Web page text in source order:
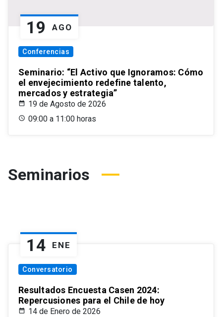
19 AGO
Conferencias
Seminario: “El Activo que Ignoramos: Cómo
el envejecimiento redefine talento,
mercados y estrategia”
19 de Agosto de 2026
09:00 a 11:00 horas
Seminarios
14 ENE
Conversatorio
Resultados Encuesta Casen 2024:
Repercusiones para el Chile de hoy
14 de Enero de 2026